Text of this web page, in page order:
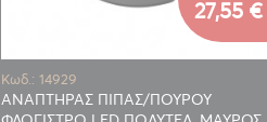
Κωδ.: 14929
ΑΝΑΠΤΗΡΑΣ ΠΙΠΑΣ/ΠΟΥΡΟΥ
27,55 €